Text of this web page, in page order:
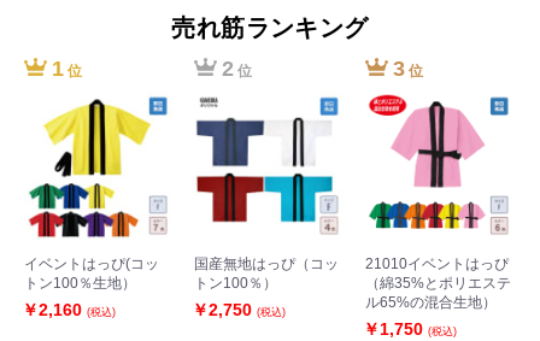
売れ筋ランキング
1位
イベントはっぴ(コッ
トン100％生地）
￥2,160 (税込)
2 位
国産無地はっぴ（コッ
トン100％）
￥2,750(税込)
3位
21010イベントはっぴ
（綿35%とポリエステ
ル65%の混合生地）
￥1,750 (税込)